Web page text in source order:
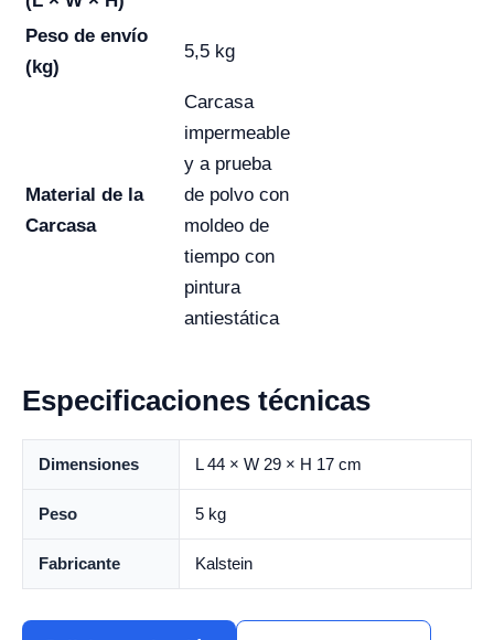
Peso de envío
(kg)
5,5 kg
Material de la
Carcasa
Carcasa
impermeable
y a prueba
de polvo con
moldeo de
tiempo con
pintura
antiestática
Especificaciones técnicas
Dimensiones L 44 × W 29 × H 17 cm
Peso 5 kg
Fabricante Kalstein